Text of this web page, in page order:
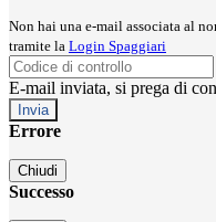
Non hai una e-mail associata al
tramite la Login Spaggiari
E-mail inviata, si prega di
Errore
Chiudi
Successo